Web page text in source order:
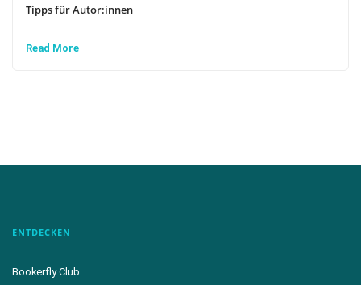
Tipps für Autor:innen
Read More
ENTDECKEN
Bookerfly Club